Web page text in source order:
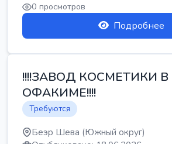
0 просмотров
Подробнее
!!!!ЗАВОД КОСМЕТИКИ В
ОФАКИМЕ!!!!
Требуются
Беэр Шева (Южный округ)